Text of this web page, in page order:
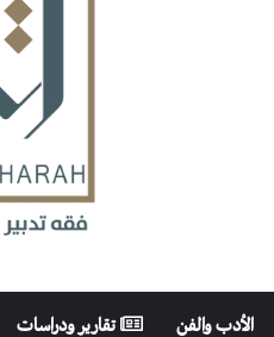
الأدب والفن تقارير ودراسات